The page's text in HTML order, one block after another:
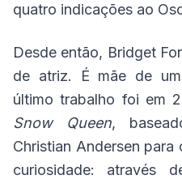
quatro indicações ao
Desde então, Bridget
de atriz. É mãe de
último trabalho foi em
Snow Queen,
Christian Andersen para
curiosidade: através